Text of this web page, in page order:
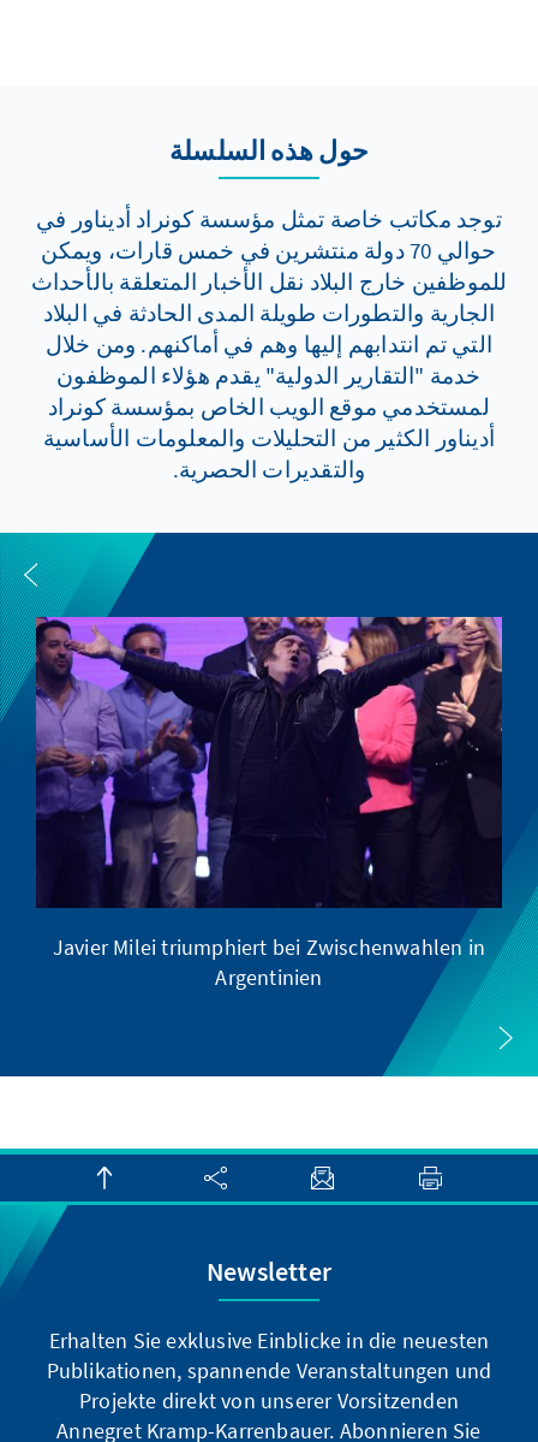
حول هذه السلسلة
توجد مكاتب خاصة تمثل مؤسسة كونراد أديناور في
حوالي 70 دولة منتشرين في خمس قارات، ويمكن
للموظفين خارج البلاد نقل الأخبار المتعلقة بالأحداث
الجارية والتطورات طويلة المدى الحادثة في البلاد
التي تم انتدابهم إليها وهم في أماكنهم. ومن خلال
خدمة "التقارير الدولية" يقدم هؤلاء الموظفون
لمستخدمي موقع الويب الخاص بمؤسسة كونراد
أديناور الكثير من التحليلات والمعلومات الأساسية
والتقديرات الحصرية.
Javier Milei triumphiert bei Zwischenwahlen in
Argentinien
Newsletter
Erhalten Sie exklusive Einblicke in die neuesten
Publikationen, spannende Veranstaltungen und
Projekte direkt von unserer Vorsitzenden
Annegret Kramp-Karrenbauer. Abonnieren Sie